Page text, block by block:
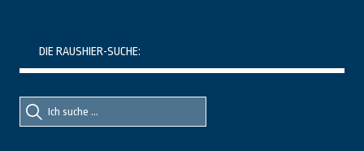
DIE RAUSHIER-SUCHE:
Suche
nach::
Suche
nach: